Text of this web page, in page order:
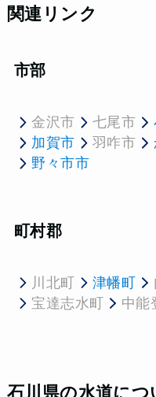
関連リンク
市部
金沢市 七尾市
加賀市
羽咋市
野々市市
町村郡
川北町 津幡町
宝達志水町
中能
石川県の水道に